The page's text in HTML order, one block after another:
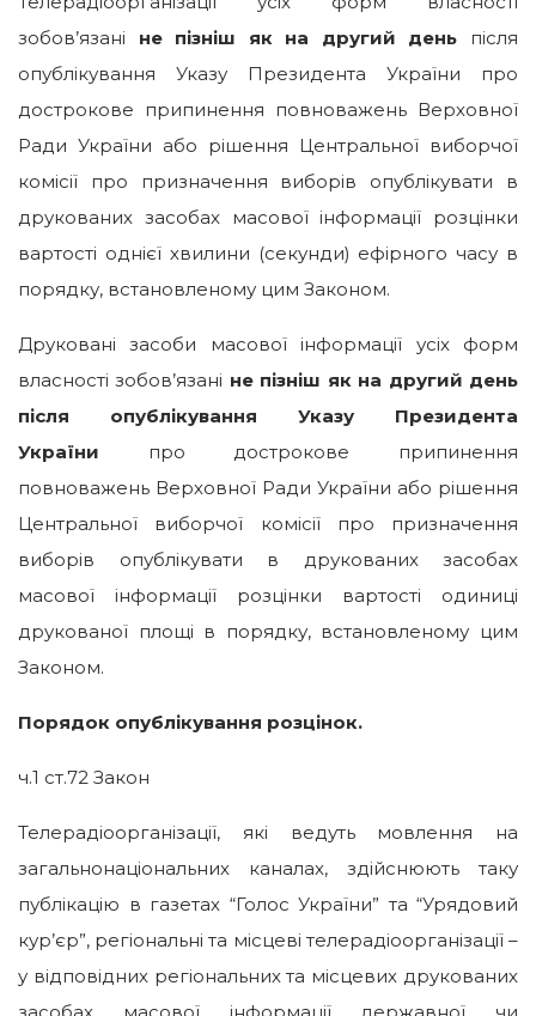
зобов’язані не пізніш як на другий день після
опублікування Указу Президента України про
дострокове припинення повноважень Верховної
Ради України або рішення Центральної виборчої
комісії про призначення виборів опублікувати в
друкованих засобах масової інформації розцінки
вартості однієї хвилини (секунди) ефірного часу в
порядку, встановленому цим Законом.
Друковані засоби масової інформації усіх форм
власності зобов’язані не пізніш як на другий день
після опублікування Указу Президента
України про дострокове припинення
повноважень Верховної Ради України або рішення
Центральної виборчої комісії про призначення
виборів опублікувати в друкованих засобах
масової інформації розцінки вартості одиниці
друкованої площі в порядку, встановленому цим
Законом.
Порядок опублікування розцінок.
ч.1 ст.72 Закон
Телерадіоорганізації, які ведуть мовлення на
загальнонаціональних каналах, здійснюють таку
публікацію в газетах “Голос України” та “Урядовий
кур’єр”, регіональні та місцеві телерадіоорганізації –
у відповідних регіональних та місцевих друкованих